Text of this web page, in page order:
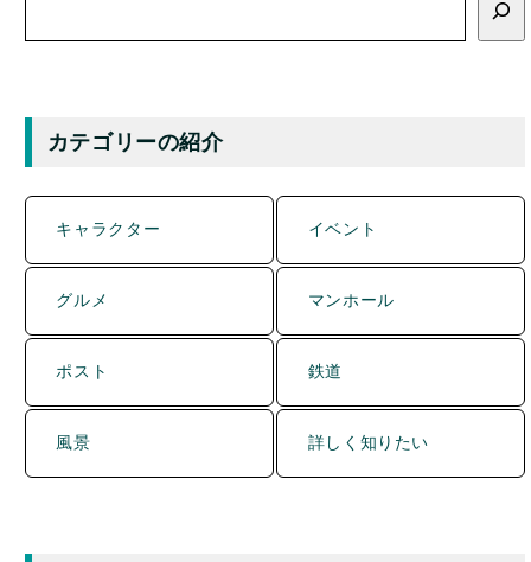
カテゴリーの紹介
キャラクター
グルメ マンホール
ポスト 鉄道
風景 詳しく知りたい
当ブログご案内